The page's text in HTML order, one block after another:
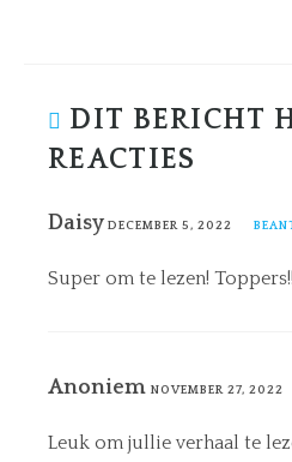
DIT BERICHT
REACTIES
Daisy DECEMBER 5, 2022
Super om te lezen! Toppers!!
Anoniem NOVEMBER 27, 2022
Leuk om jullie verhaal te